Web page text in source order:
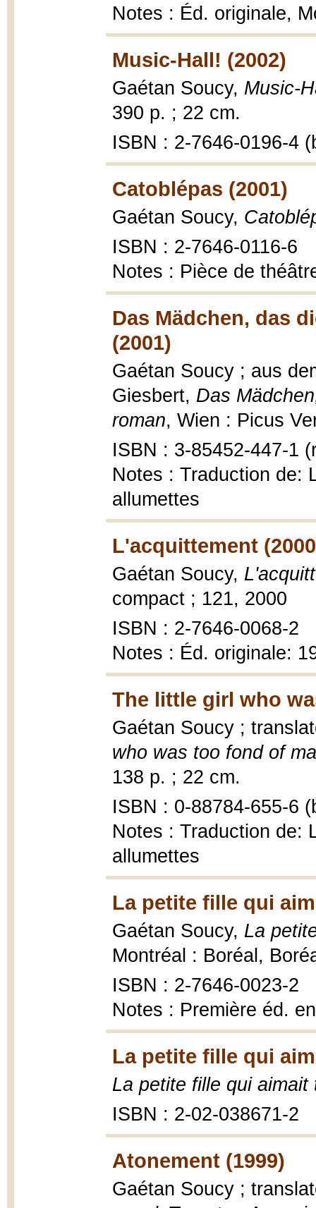
Notes : Éd. originale,
Music-Hall! (2002)
Gaétan Soucy, Music-
390 p. ; 22 cm.
ISBN : 2-7646-0196-4
Catoblépas (2001)
Gaétan Soucy,
ISBN : 2-7646-0116-6
Notes : Pièce de
Das Mädchen, das
(2001)
Gaétan Soucy ; aus
Giesbert, Das
roman, Wien : Picus
ISBN : 3-85452-447-1
Notes : Traduction de:
allumettes
L'acquittement
Gaétan Soucy,
compact ; 121, 2000
ISBN : 2-7646-0068-2
Notes : Éd. originale:
The little girl who
Gaétan Soucy ;
who was too fond of
138 p. ; 22 cm.
ISBN : 0-88784-655-6
Notes : Traduction de:
allumettes
La petite fille qui
Gaétan Soucy, La
Montréal : Boréal,
ISBN : 2-7646-0023-2
Notes : Première éd.
La petite fille qui
La petite fille qui
ISBN : 2-02-038671-2
Atonement (1999)
Gaétan Soucy ;